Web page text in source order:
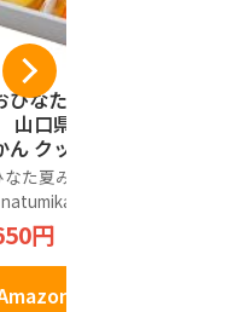
ひなた夏みか
山口県限定 夏
ん クッキー (12
り) 山口県 萩の
かん タルトクッ
ギフト 個包装
子 お土産 手土
り物 お歳暮 お
た夏みかん(ohin
円
で見る